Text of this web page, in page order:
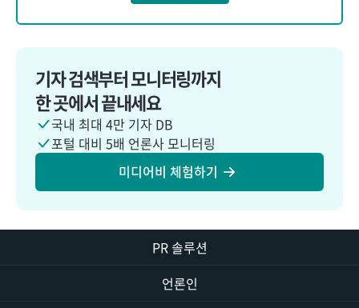
기자 검색부터 모니터링까지
한 곳에서 끝내세요
국내 최대 4만 기자 DB
포털 대비 5배 언론사 모니터링
미디어비 체험하기
PR 솔루션
언론인